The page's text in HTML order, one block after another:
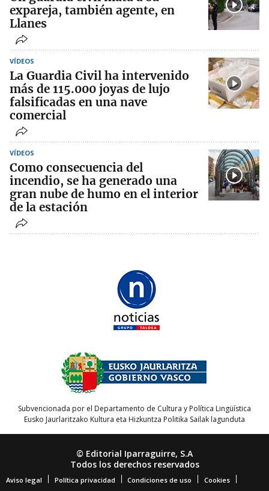
expareja, también agente, en
Llanes
VÍDEOS
La Guardia Civil ha intervenido
más de 115.000 joyas de lujo
falsificadas en una nave
comercial
VÍDEOS
Como consecuencia del
incendio, se ha generado una
gran nube de humo en el interior
de la estación
Subvencionada por el Departamento de Cultura y Política Lingüística
Eusko Jaurlaritzako Kultura eta Hizkuntza Politika Sailak lagunduta
© Editorial Iparraguirre, S.A
Todos los derechos reservados
Aviso legal Política privacidad Condiciones de uso Cookies